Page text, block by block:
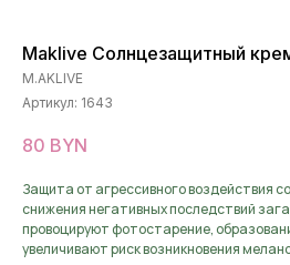
Maklive Солнцезащитный
M.AKLIVE
Артикул: 1643
80 BYN
Защита от агрессивного воздействия
снижения негативных последствий
провоцируют фотостарение,
увеличивают риск возникновения